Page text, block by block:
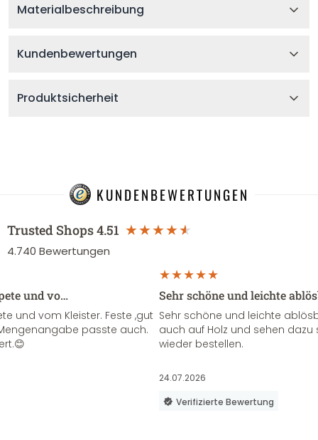
Materialbeschreibung
Kundenbewertungen
Produktsicherheit
KUNDENBEWERTUNGEN
Trusted Shops4.51
4.740 Bewertungen
und vo…
und vom Kleister. Feste ,gut
passte auch.
Sehr schöne und leichte
Sehr schöne und leichte
auch auf Holz und sehen
wieder bestellen.
24.07.2026
Verifizierte Bewertung